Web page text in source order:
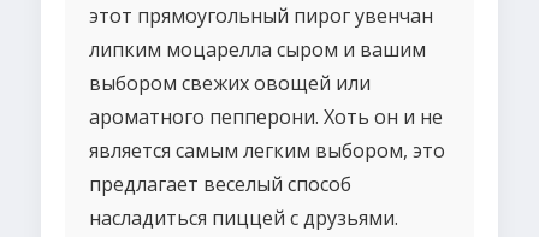
этот прямоугольный пирог увенчан
липким моцарелла сыром и вашим
выбором свежих овощей или
ароматного пепперони. Хоть он и не
является самым легким выбором, это
предлагает веселый способ
насладиться пиццей с друзьями.